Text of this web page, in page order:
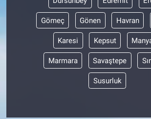
Gömeç Gönen Havran
Karesi Kepsut
Marmara Savaştepe
Susurluk